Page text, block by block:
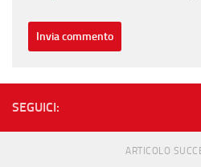
SEGUICI:
ARTICOLO